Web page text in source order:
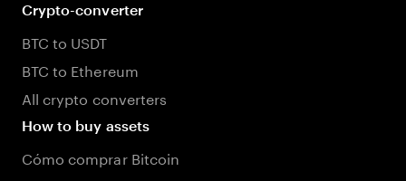
Crypto-converter
BTC to USDT
BTC to Ethereum
All crypto converters
How to buy assets
Cómo comprar Bitcoin